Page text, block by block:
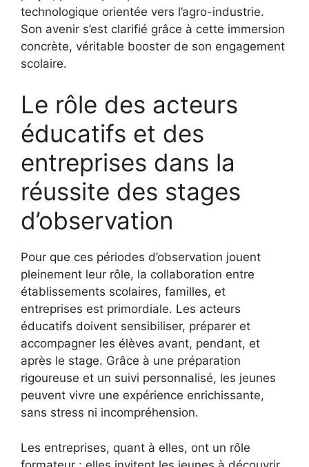
technologique orientée vers l’agro-industrie.
Son avenir s’est clarifié grâce à cette immersion
concrète, véritable booster de son engagement
scolaire.
Le rôle des acteurs
éducatifs et des
entreprises dans la
réussite des stages
d’observation
Pour que ces périodes d’observation jouent
pleinement leur rôle, la collaboration entre
établissements scolaires, familles, et
entreprises est primordiale. Les acteurs
éducatifs doivent sensibiliser, préparer et
accompagner les élèves avant, pendant, et
après le stage. Grâce à une préparation
rigoureuse et un suivi personnalisé, les jeunes
peuvent vivre une expérience enrichissante,
sans stress ni incompréhension.
Les entreprises, quant à elles, ont un rôle